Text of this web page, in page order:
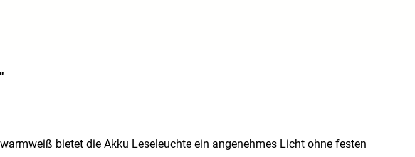
bietet die Akku Leseleuchte ein angenehmes Licht ohne festen